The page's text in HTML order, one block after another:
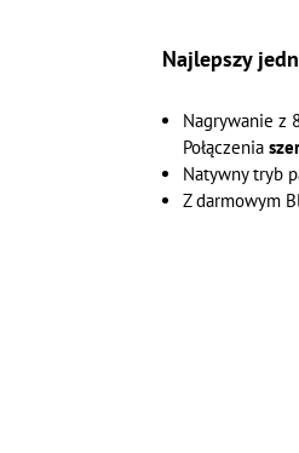
Najlepszy
Nagrywanie z
Połączenia
Natywny tryb
Z darmowym